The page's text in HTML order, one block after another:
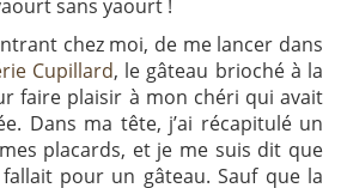
sans yaourt !
chez moi, de me lancer dans
Cupillard, le gâteau brioché à la
faire plaisir à mon chéri qui avait
Dans ma tête, j’ai récapitulé un
placards, et je me suis dit que
fallait pour un gâteau. Sauf que la